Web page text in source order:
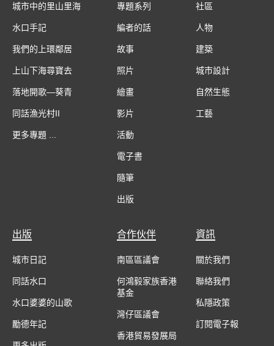
城市中的里山里海
水口手記
我們的上環鄰居
上山下海尋寶去
落地開歌—葵青
同話漁光村II
更多專題 ...
專題系列
編者的話
故事
照片
繪畫
影片
活動
電子書
隨筆
出版
社區
人物
建築
城市設計
自然生態
工藝
出版
城市日記
同話水口
水口婆婆的山歌
勵德年記
合作伙伴
南區區議會
何鴻毅家族香港
基金
灣仔區議會
香港貿易發展局
資訊
關於我們
聯絡我們
私隱政策
訂閱電子報